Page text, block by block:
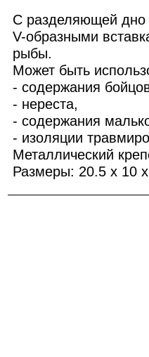
C разделяющей
V-образными
рыбы.
Может быть
- содержания
- нереста,
- содержания
- изоляции
Металлический
Размеры: 20.5 x 10